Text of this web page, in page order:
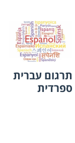
תרגום עברית
ספרדית